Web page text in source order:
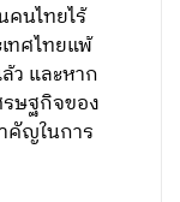
นไทยไร้
ทศไทยแพ้
ว และหาก
ษฐกิจของ
คัญในการ